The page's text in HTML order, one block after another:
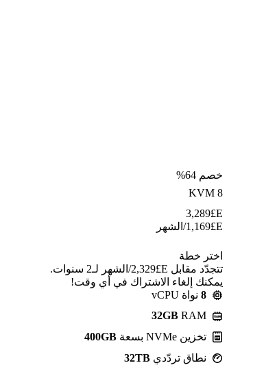
خصم 64%
KVM 8
E£
3,289
E£
1,169/الشهر
اختر خطة
تتجدّد مقابل E£⁦2,329⁩/الشهر لـ2 سنوات.
يمكنك إلغاء الاشتراك في أي وقت!
8 نواة vCPU
32GB RAM
تخزين NVMe بسعة
400GB
نطاق تردّدي 32TB